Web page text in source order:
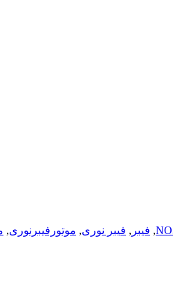
, فیبر , فیبر نوری, موتورفیبرنوری,